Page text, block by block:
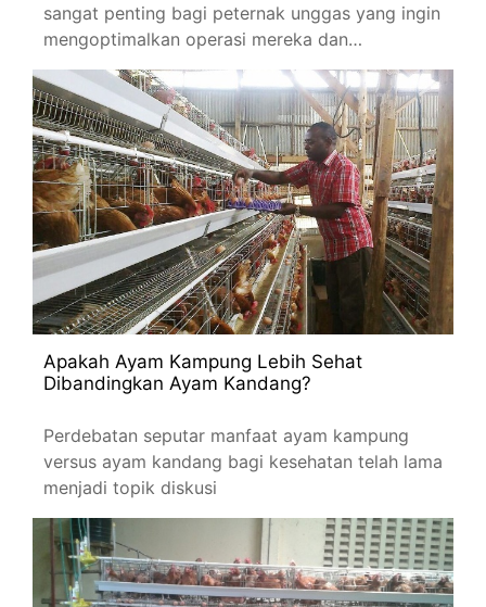
sangat penting bagi peternak unggas yang ingin
mengoptimalkan operasi mereka dan
memastikan kesejahteraan
Apakah Ayam Kampung Lebih Sehat
Dibandingkan Ayam Kandang?
Perdebatan seputar manfaat ayam kampung
versus ayam kandang bagi kesehatan telah lama
menjadi topik diskusi